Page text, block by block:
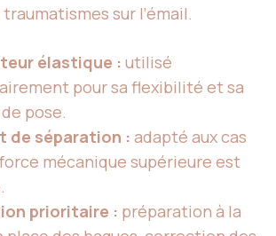
sur l’émail.
élastique : utilisé
pour sa flexibilité et sa
pose.
de séparation : adapté aux cas
mécanique supérieure est
prioritaire : préparation à la